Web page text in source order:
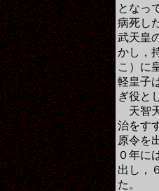
となっ
病死し
武天皇
かし，
こ）に
軽皇子
ぎ役と
天智
治をす
原令を
０年に
出し，
た。